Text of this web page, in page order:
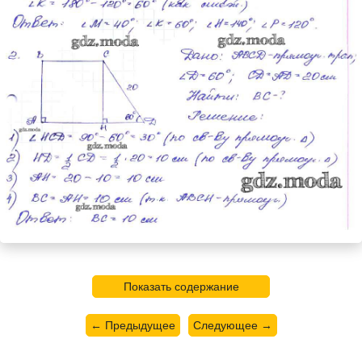
Показать содержание
← Предыдущее Следующее →